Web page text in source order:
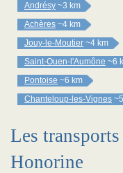
Andrésy ~3 km
Achères ~4 km
Jouy-le-Moutier ~4 km
Saint-Ouen-l'Aumône ~6
Pontoise ~6 km
Chanteloup-les-Vignes
Les
Honorine